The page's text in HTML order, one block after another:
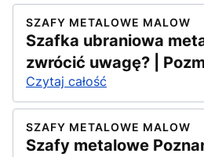
SZAFY METALOWE MALOW
Szafka ubraniowa
zwrócić uwagę? |
Czytaj całość
SZAFY METALOWE MALOW
Szafy metalowe